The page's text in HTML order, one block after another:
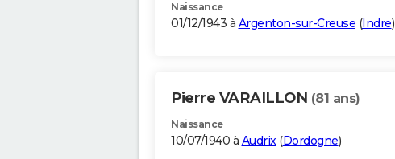
Naissance
01/12/1943 à Argenton-sur-Creuse (Indre)
Pierre VARAILLON (81 ans)
Naissance
10/07/1940 à Audrix(Dordogne)